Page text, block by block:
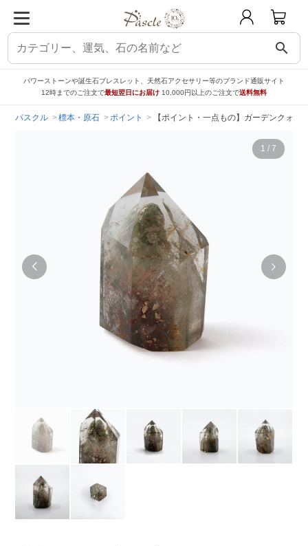
search
パワーストーンや誕生石ブレスレット、天然石アクセサリー等のブランド通販サイト
12時までのご注文で最短翌日にお届け 10,000円以上のご注文で送料無料
パスクル 標本・原石 ポイント 【ポイント・一点もの】ガーデンクォー
1 / 7